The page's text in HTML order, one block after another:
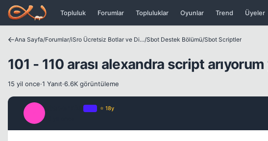
Icerige atla
Topluluk Forumlar Topluluklar Oyunlar Trend Üyeler
Ana Sayfa/Forumlar/ iSro Ücretsiz Botlar ve Diğer Programlar/Sbot Destek Bölümü/Sbot Scriptler
101 - 110 arası alexandra script
15 yil once·1 Yanıt·6.6K görüntüleme
⭐ 18y